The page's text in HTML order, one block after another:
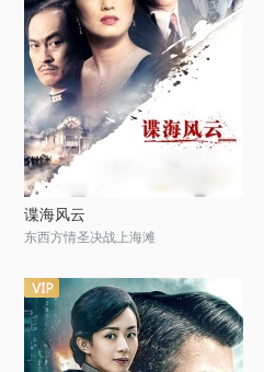
谍海风云
东西方情圣决战上海滩